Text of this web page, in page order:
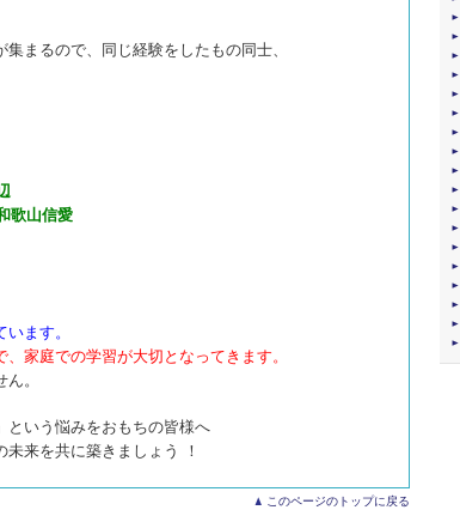
まるので、同じ経験をしたもの同士、
歌山信愛
ます。
家庭での学習が大切となってきます。
。
という悩みをおもちの皆様へ
来を共に築きましょう ！
このページのトップに戻る